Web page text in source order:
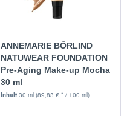
ANNEMARIE BÖRLIND
NATUWEAR FOUNDATION
Pre-Aging Make-up Mocha
30 ml
Inhalt30 ml(89,83 € * / 100 ml)